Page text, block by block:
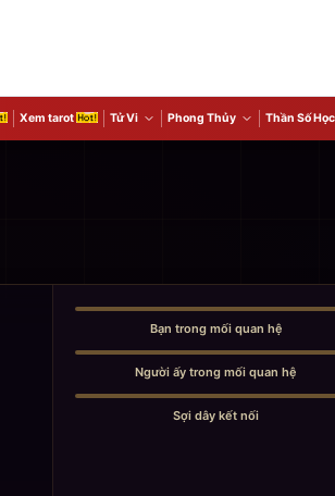
Xem tarot Tử Vi Phong Thủy Thần Số Học
1
Bạn trong mối quan hệ
2
Người ấy trong mối quan hệ
3
Sợi dây kết nối